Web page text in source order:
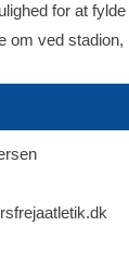
for at
om ved